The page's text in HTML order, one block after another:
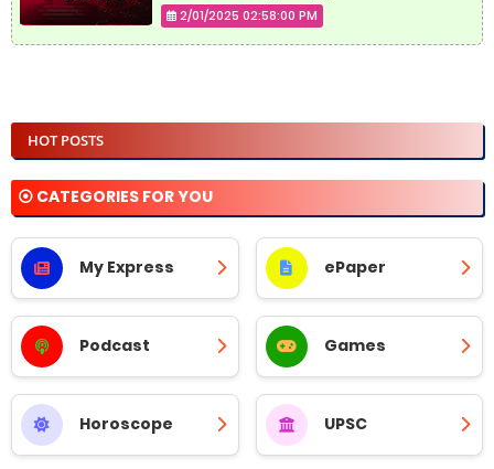
2/01/2025 02:58:00 PM
HOT POSTS
⦿ CATEGORIES FOR YOU
My Express ePaper
Podcast Games
Horoscope UPSC